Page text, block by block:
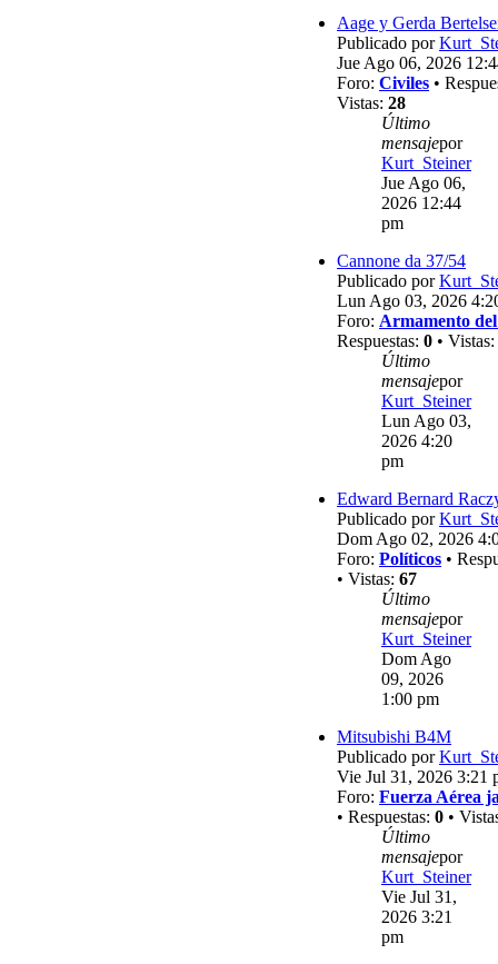
Aage y Gerda
Publicado por
Jue Ago 06, 2026
Foro: Civiles •
Vistas: 28
Último
mensajepor
Kurt_Steiner
Jue Ago 06,
2026 12:44
pm
Cannone da 37/54
Publicado por
Lun Ago 03, 2026
Foro: Armamento
Respuestas: 0 • Vistas:
Último
mensajepor
Kurt_Steiner
Lun Ago 03,
2026 4:20
pm
Edward Bernard
Publicado por
Dom Ago 02, 2026
Foro: Políticos •
• Vistas: 67
Último
mensajepor
Kurt_Steiner
Dom Ago
09, 2026
1:00 pm
Mitsubishi B4M
Publicado por
Vie Jul 31, 2026 3:21
Foro: Fuerza Aérea
• Respuestas: 0 •
Último
mensajepor
Kurt_Steiner
Vie Jul 31,
2026 3:21
pm